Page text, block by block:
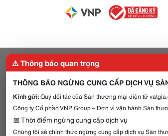
⚠️ Thông báo quan trọng
THÔNG BÁO NGỪNG CUNG CẤP DỊCH VỤ
Kính gửi:Quý đối tác của Sàn thương mại điện tử
Công ty Cổ phần VNP Group – Đơn vị vận hành Sàn
📅 Thời điểm ngừng cung cấp dịch vụ
Chúng tôi sẽ chính thức ngừng cung cấp dịch vụ Sàn